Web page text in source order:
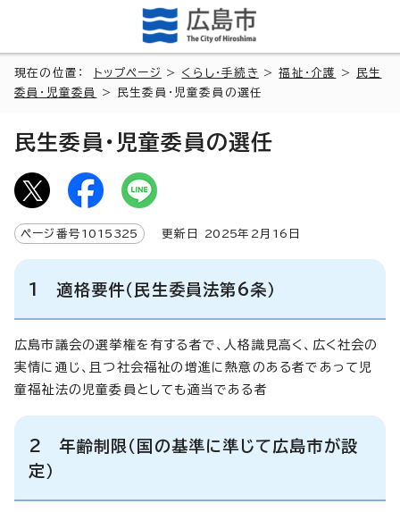
現在の位置： トップページ > くらし・手続き >福祉・介護 >
民生
委員・児童委員
> 民生委員・児童委員の選任
民生委員・児童委員の選任
ページ番号 1015325 更新日 2025年2月 16 日
1 適格要件（民生委員法第6条）
広島市議会の選挙権を有する者で、人格識見高く、広く社会の
実情に通じ、且つ社会福祉の増進に熱意のある者であって児
童福祉法の児童委員としても適当である者
2 年齢制限（国の基準に準じて広島市が設
定）